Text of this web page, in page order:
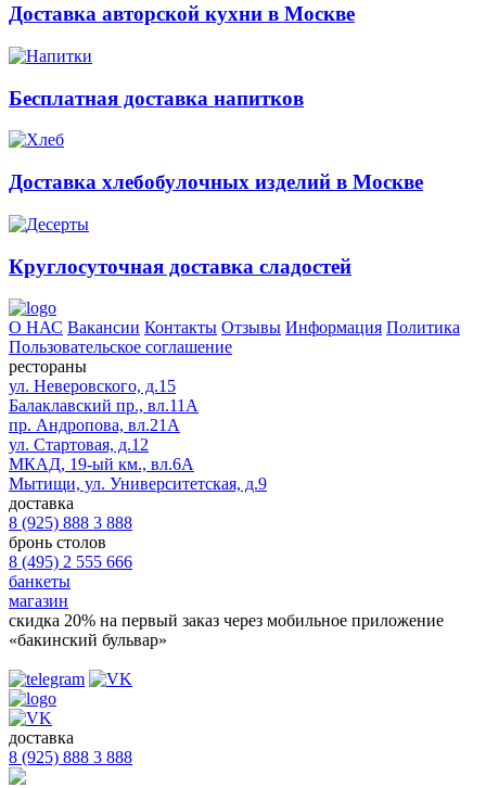
Доставка авторской кухни в Москве
Бесплатная доставка напитков
Доставка хлебобулочных изделий в Москве
Круглосуточная доставка сладостей
О НАС Вакансии Контакты Отзывы Информация Политика
Пользовательское соглашение
рестораны
ул. Неверовского, д.15
Балаклавский пр., вл.11А
пр. Андропова, вл.21А
ул. Стартовая, д.12
МКАД, 19-ый км., вл.6А
Мытищи, ул. Университетская, д.9
доставка
8 (925) 888 3 888
бронь столов
8 (495) 2 555 666
банкеты
магазин
скидка 20% на первый заказ через мобильное приложение
«бакинский бульвар»
доставка
8 (925) 888 3 888